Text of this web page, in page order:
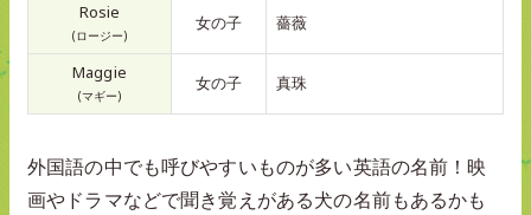
Rosie
(ロージー)
女の子 薔薇
Maggie
(マギー)
女の子 真珠
外国語の中でも呼びやすいものが多い英語の名前！映
画やドラマなどで聞き覚えがある犬の名前もあるかも